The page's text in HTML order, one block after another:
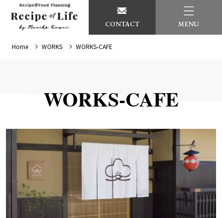
CONTACT MENU
Home WORKS WORKS-CAFE
WORKS-CAFE